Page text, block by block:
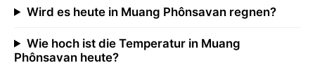
Wird es heute in Muang Phônsavan regnen?
Wie hoch ist die Temperatur in Muang
Phônsavan heute?